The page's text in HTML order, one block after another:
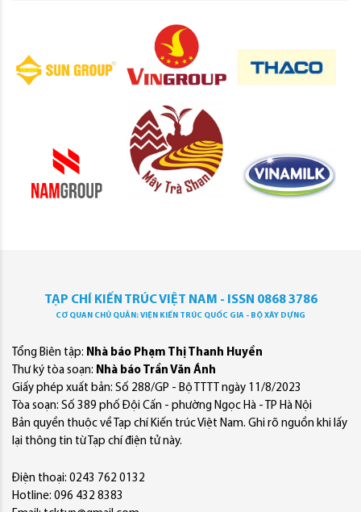
TẠP CHÍ KIẾN TRÚC VIỆT NAM - ISSN 0868 3786
CƠ QUAN CHỦ QUẢN: VIỆN KIẾN TRÚC QUỐC GIA - BỘ XÂY DỰNG
Tổng Biên tập: Nhà báo Phạm Thị Thanh Huyền
Thư ký tòa soạn: Nhà báo Trần Văn Ánh
Giấy phép xuất bản: Số 288/GP - Bộ TTTT ngày 11/8/2023
Tòa soạn: Số 389 phố Đội Cấn - phường Ngọc Hà - TP Hà Nội
Bản quyền thuộc về Tạp chí Kiến trúc Việt Nam. Ghi rõ nguồn khi lấy
lại thông tin từ Tạp chí điện tử này.
Điện thoại: 0243 762 0132
Hotline: 096 432 8383